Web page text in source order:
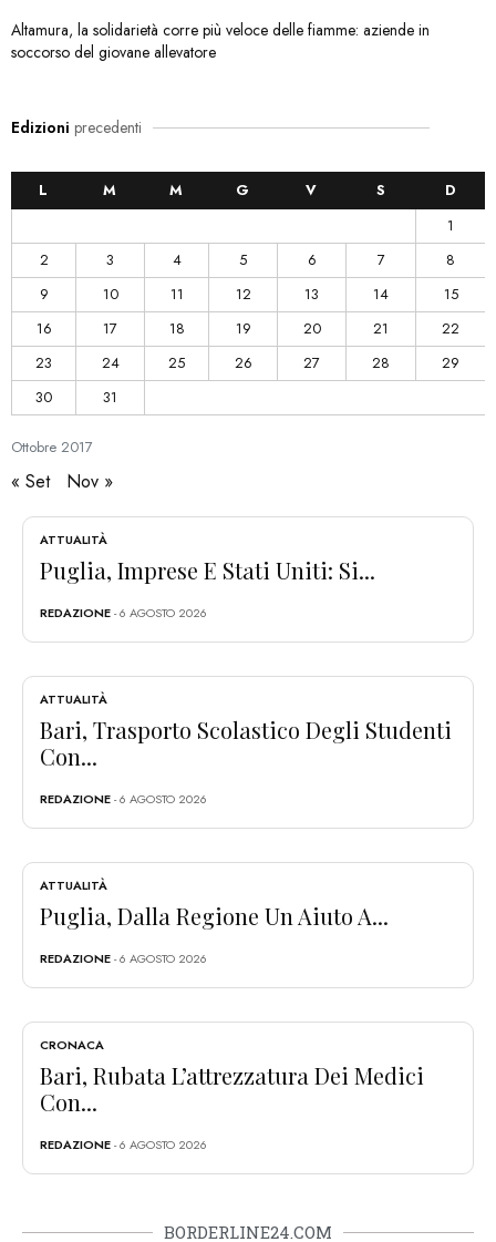
Altamura, la solidarietà corre più veloce delle fiamme: aziende in
soccorso del giovane allevatore
Edizioni precedenti
Ottobre 2017
L M M G V S
D
1
2
3 4 5 6 7
8
9
10 11 12 13 14
15
16
17 18 19 20 21
22
23
24 25 26 27 28
29
30
31
« Set Nov »
ATTUALITÀ
Puglia, Imprese E Stati Uniti: Si...
REDAZIONE- 6 AGOSTO 2026
ATTUALITÀ
Bari, Trasporto Scolastico Degli Studenti
Con...
REDAZIONE- 6 AGOSTO 2026
ATTUALITÀ
Puglia, Dalla Regione Un Aiuto A...
REDAZIONE- 6 AGOSTO 2026
CRONACA
Bari, Rubata L’attrezzatura Dei Medici
Con...
REDAZIONE- 6 AGOSTO 2026
BORDERLINE24.COM